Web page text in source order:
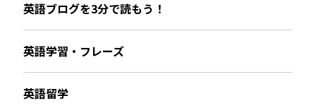
英語ブログを3分で読もう！
英語学習・フレーズ
英語留学